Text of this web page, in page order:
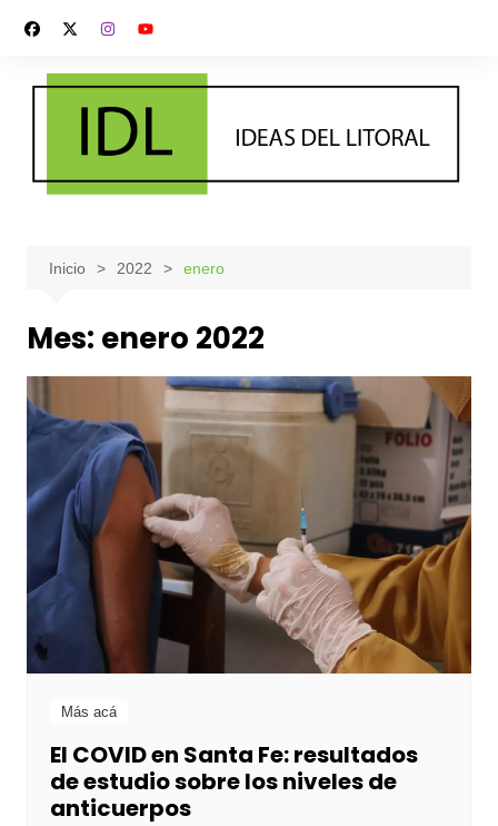
contenido
Inicio 2022 enero
Mes: enero 2022
Más acá
El COVID en Santa Fe: resultados
de estudio sobre los niveles de
anticuerpos